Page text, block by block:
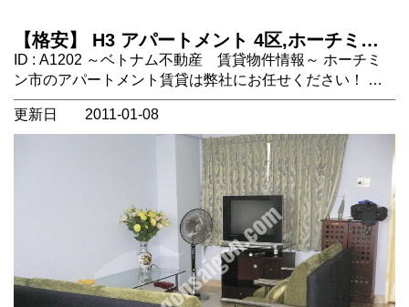
更新日 2011-01-08
【格安】 H3 アパートメント 4区,ホーチミン
市, ベトナム不動産
ID : A1202 ～ベトナム不動産 賃貸物件情報～ ホーチミ
ン市のアパートメント賃貸は弊社にお任せください！ 場
所：ホーチミン市4区。 タイプ：アパートメント 2ベッ
ドルーム 設備：エアコン、冷蔵庫、キッチン、洗濯機、
ソファ、ベッド フィットネスクラブ、カフェ、ミニマー
水道代、インターネット、ケーブルテレビ、電話代、ＶＡ
ばそこは一区です。https://dragonsaigon.com/